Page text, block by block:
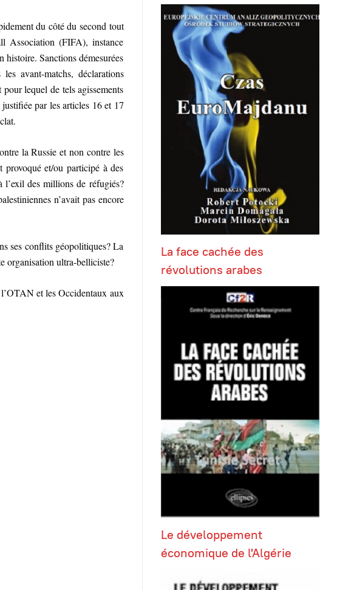
du côté du second tout
Association (FIFA), instance
histoire. Sanctions démesurées
avant-matchs, déclarations
lequel de tels agissements
par les articles 16 et 17
la Russie et non contre les
et/ou participé à des
l’exil des millions de réfugiés?
n’avait pas encore
ses conflits géopolitiques? La
organisation ultra-belliciste?
et les Occidentaux aux
La face cachée des
révolutions arabes
Le développement
économique de l'Algérie